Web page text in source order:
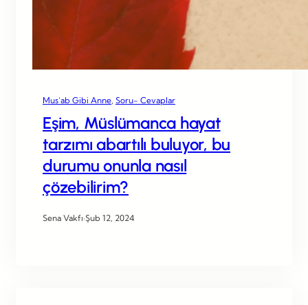
Mus’ab Gibi Anne Soru- Cevaplar
Eşim, Müslümanca hayat
tarzımı abartılı buluyor, bu
durumu onunla nasıl
çözebilirim?
Sena Vakfı·Şub 12, 2024